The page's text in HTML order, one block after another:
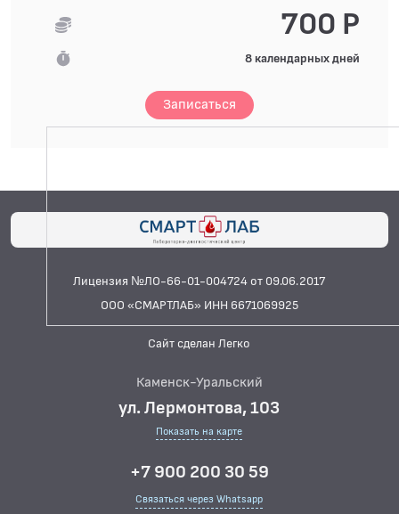
700 Р
8 календарных дней
Записаться
Лицензия №ЛО-66-01-004724 от 09.06.2017
ООО «СМАРТЛАБ» ИНН 6671069925
Сайт сделан Легко
Каменск-Уральский
ул. Лермонтова, 103
Показать на карте
+7 900 200 30 59
Связаться через Whatsapp